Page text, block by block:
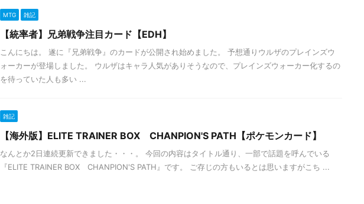
MTG 雑記
【統率者】兄弟戦争注目カード【EDH】
こんにちは。 遂に『兄弟戦争』のカードが公開され始めました。 予想通りウルザのプレインズウ
ォーカーが登場しました。 ウルザはキャラ人気がありそうなので、プレインズウォーカー化するの
を待っていた人も多い ...
雑記
【海外版】ELITE TRAINER BOX CHANPION'S PATH【ポケモンカード】
なんとか2日連続更新できました・・・。 今回の内容はタイトル通り、一部で話題を呼んでいる
『ELITE TRAINER BOX CHANPION'S PATH』です。 ご存じの方もいるとは思いますがこち ...